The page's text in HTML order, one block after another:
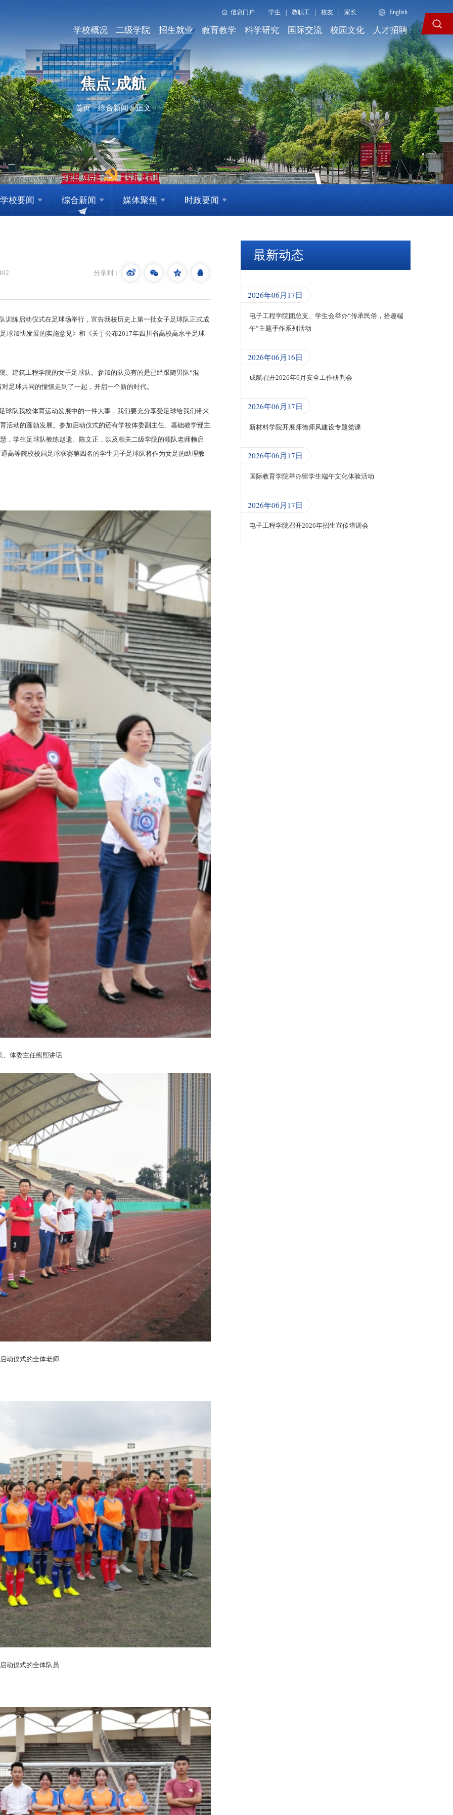
信息门户 学生 教职工 校友 家长 English
学校概况 二级学院 招生就业 教育教学 科学研究 国际交流 校园文化 人才招聘
焦点·成航
首页 > 综合新闻 > 正文
学校要闻 综合新闻 媒体聚焦 时政要闻
分享到：
训练启动仪式在足球场举行，宣告我校历史上第一批女子足球队正式成
球加快发展的实施意见》和《关于公布2017年四川省高校高水平足球
建筑工程学院的女子足球队。参加的队员有的是已经跟随男队“混
足球共同的憧憬走到了一起，开启一个新的时代。
球队我校体育运动发展中的一件大事，我们要充分享受足球给我们带来
活动的蓬勃发展。参加启动仪式的还有学校体委副主任、基础教学部主
，学生足球队教练赵遗、陈文正，以及相关二级学院的领队老师赖启
高等院校校园足球联赛第四名的学生男子足球队将作为女足的助理教
、体委主任熊熙讲话
动仪式的全体老师
动仪式的全体队员
最新动态
2026年06月17日
电子工程学院团总支、学生会举办“传承民俗，拾趣端
午”主题手作系列活动
2026年06月16日
成航召开2026年6月安全工作研判会
2026年06月17日
新材料学院开展师德师风建设专题党课
2026年06月17日
国际教育学院举办留学生端午文化体验活动
2026年06月17日
电子工程学院召开2026年招生宣传培训会